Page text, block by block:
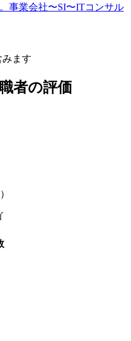
事業会社〜SI〜ITコンサル
ます
者の評価